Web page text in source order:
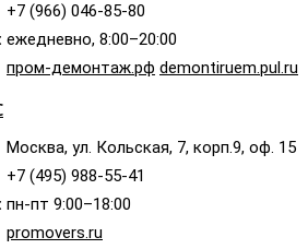
+7 (966) 046-85-80
ежедневно, 8:00–20:00
пром-демонтаж.рф demontiruem.pul.ru
Москва, ул. Кольская, 7, корп.9, оф. 15
+7 (495) 988-55-41
пн-пт 9:00–18:00
promovers.ru